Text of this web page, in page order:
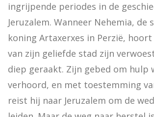
ingrijpende periodes in de
Jeruzalem. Wanneer Nehemia, de
koning Artaxerxes in Perzië,
van zijn geliefde stad zijn
diep geraakt. Zijn gebed om hulp
verhoord, en met toestemming
reist hij naar Jeruzalem om de